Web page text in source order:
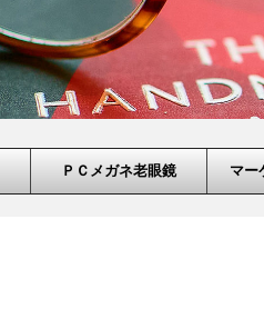
ＰＣメガネ老眼鏡 マー